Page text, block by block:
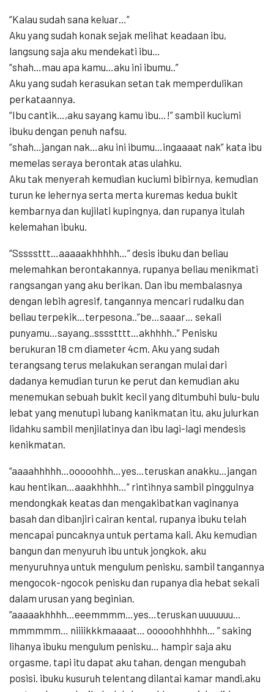
“Kalau sudah sana keluar…”
Aku yang sudah konak sejak melihat keadaan ibu,
langsung saja aku mendekati ibu…
“shah…mau apa kamu…aku ini ibumu..”
Aku yang sudah kerasukan setan tak memperdulikan
perkataannya.
“Ibu cantik…,aku sayang kamu ibu…!” sambil kuciumi
ibuku dengan penuh nafsu.
“shah…jangan nak…aku ini ibumu…ingaaaat nak” kata ibu
memelas seraya berontak atas ulahku.
Aku tak menyerah kemudian kuciumi bibirnya, kemudian
turun ke lehernya serta merta kuremas kedua bukit
kembarnya dan kujilati kupingnya, dan rupanya itulah
kelemahan ibuku.
“Sssssttt…aaaaakhhhhh…” desis ibuku dan beliau
melemahkan berontakannya, rupanya beliau menikmati
rangsangan yang aku berikan. Dan ibu membalasnya
dengan lebih agresif, tangannya mencari rudalku dan
beliau terpekik…terpesona..”be…saaar… sekali
punyamu…sayang..sssstttt…akhhhh..” Penisku
berukuran 18 cm diameter 4cm. Aku yang sudah
terangsang terus melakukan serangan mulai dari
dadanya kemudian turun ke perut dan kemudian aku
menemukan sebuah bukit kecil yang ditumbuhi bulu-bulu
lebat yang menutupi lubang kanikmatan itu, aku julurkan
lidahku sambil menjilatinya dan ibu lagi-lagi mendesis
kenikmatan.
“aaaahhhhh…ooooohhh…yes…teruskan anakku…jangan
kau hentikan…aaakhhhh…” rintihnya sambil pinggulnya
mendongkak keatas dan mengakibatkan vaginanya
basah dan dibanjiri cairan kental, rupanya ibuku telah
mencapai puncaknya untuk pertama kali. Aku kemudian
bangun dan menyuruh ibu untuk jongkok, aku
menyuruhnya untuk mengulum penisku, sambil tangannya
mengocok-ngocok penisku dan rupanya dia hebat sekali
dalam urusan yang beginian.
“aaaaakhhhh…eeemmmm…yes…teruskan uuuuuuu…
mmmmmm… niiiikkkmaaaat… ooooohhhhhh… ” saking
lihanya ibuku mengulum penisku… hampir saja aku
orgasme, tapi itu dapat aku tahan, dengan mengubah
posisi. ibuku kusuruh telentang dilantai kamar mandi,aku